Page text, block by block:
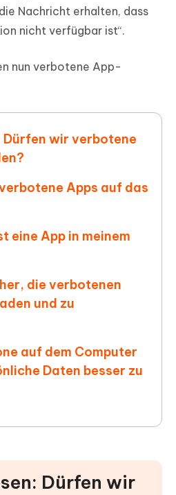
Nachricht erhalten, dass
nicht verfügbar ist“.
nun verbotene App-
Dürfen wir verbotene
Apps auf das
eine App in meinem
die verbotenen
und zu
auf dem Computer
Daten besser zu
Dürfen wir